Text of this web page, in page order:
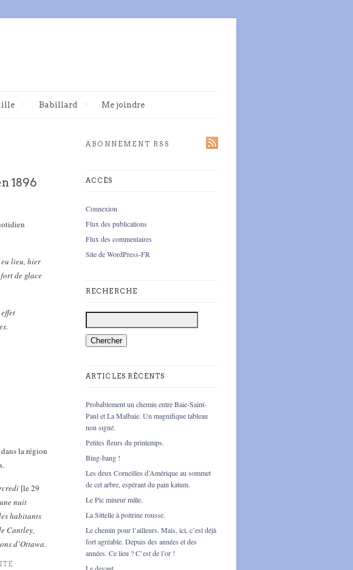
Babillard Me joindre
1896
eu lieu, hier
de glace
la région
[le 29
nuit
habitants
Cantley,
d’Ottawa.
ABONNEMENT RSS
ACCÈS
Connexion
Flux des publications
Flux des commentaires
Site de WordPress-FR
RECHERCHE
ARTICLES RÉCENTS
Probablement un chemin entre Baie-Saint-
Paul et La Malbaie. Un magnifique tableau
non signé.
Petites fleurs du printemps.
Bing-bang !
Les deux Corneilles d’Amérique au sommet
de cet arbre, espérant du pain katum.
Le Pic mineur mâle.
La Sittelle à poitrine rousse.
Le chemin pour l’ailleurs. Mais, ici, c’est déjà
fort agréable. Depuis des années et des
années. Ce lieu ? C’est de l’or !